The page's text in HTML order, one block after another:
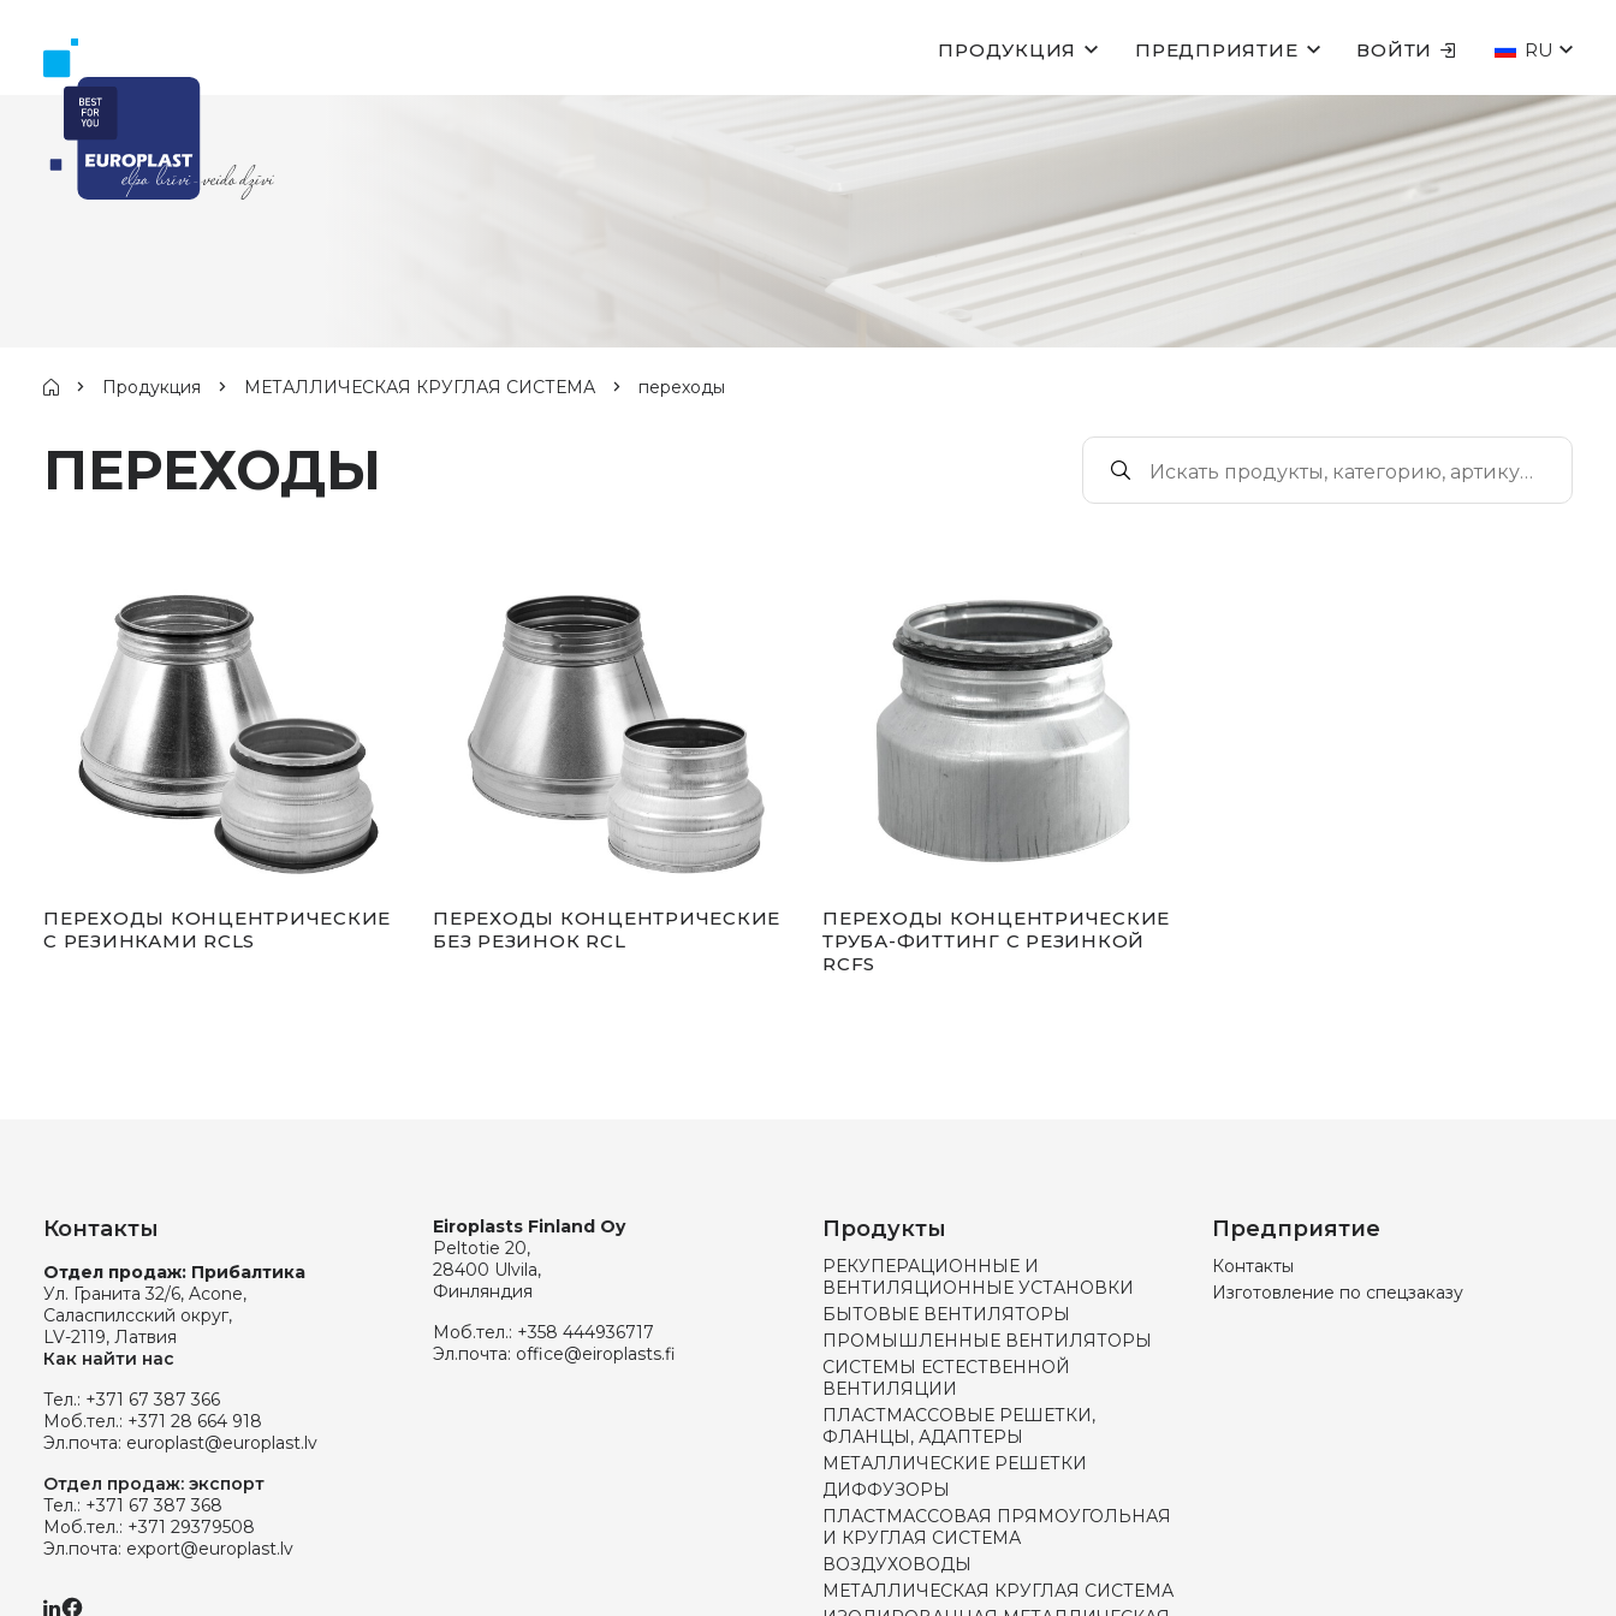
ПРОДУКЦИЯ ПРЕДПРИЯТИЕ ВОЙТИ RU
Продукция МЕТАЛЛИЧЕСКАЯ КРУГЛАЯ СИСТЕМА переходы
ПЕРЕХОДЫ
ПЕРЕХОДЫ КОНЦЕНТРИЧЕСКИЕ
С РЕЗИНКАМИ RCLS
ПЕРЕХОДЫ КОНЦЕНТРИЧЕСКИЕ
БЕЗ РЕЗИНОК RCL
ПЕРЕХОДЫ КОНЦЕНТРИЧЕСКИЕ
ТРУБА-ФИТТИНГ С РЕЗИНКОЙ
RCFS
Контакты
Отдел продаж: Прибалтика
Ул. Гранита 32/6, Acone,
Саласпилсский округ,
LV-2119, Латвия
Как найти нас
Тел.: +371 67 387 366
Моб.тел.: +371 28 664 918
Эл.почта: europlast@europlast.lv
Отдел продаж: экспорт
Тел.: +371 67 387 368
Моб.тел.: +371 29379508
Эл.почта: export@europlast.lv
Eiroplasts Finland Oy
Peltotie 20,
28400 Ulvila,
Финляндия
Моб.тел.: +358 444936717
Эл.почта: office@eiroplasts.fi
Продукты
РЕКУПЕРАЦИОННЫЕ И
ВЕНТИЛЯЦИОННЫЕ УСТАНОВКИ
БЫТОВЫЕ ВЕНТИЛЯТОРЫ
ПРОМЫШЛЕННЫЕ ВЕНТИЛЯТОРЫ
СИСТЕМЫ ЕСТЕСТВЕННОЙ
ВЕНТИЛЯЦИИ
ПЛАСТМАССОВЫЕ РЕШЕТКИ,
ФЛАНЦЫ, АДАПТЕРЫ
МЕТАЛЛИЧЕСКИЕ РЕШЕТКИ
ДИФФУЗОРЫ
ПЛАСТМАССОВАЯ ПРЯМОУГОЛЬНАЯ
И КРУГЛАЯ СИСТЕМА
ВОЗДУХОВОДЫ
МЕТАЛЛИЧЕСКАЯ КРУГЛАЯ СИСТЕМА
Предприятие
Контакты
Изготовление по спецзаказу